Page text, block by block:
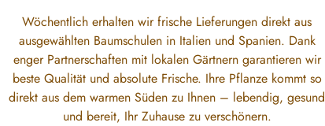
Wöchentlich erhalten wir frische Lieferungen direkt aus
ausgewählten Baumschulen in Italien und Spanien. Dank
enger Partnerschaften mit lokalen Gärtnern garantieren wir
beste Qualität und absolute Frische. Ihre Pflanze kommt so
direkt aus dem warmen Süden zu Ihnen – lebendig, gesund
und bereit, Ihr Zuhause zu verschönern.